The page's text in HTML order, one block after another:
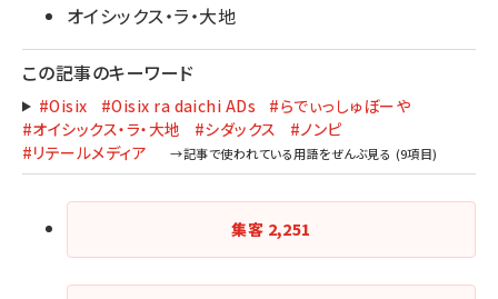
オイシックス・ラ・大地
この記事のキーワード
#Oisix #Oisix ra daichi ADs
#らでぃっしゅぼーや
#オイシックス・ラ・大地
#シダックス
#ノンピ
#リテールメディア
集客 2,251